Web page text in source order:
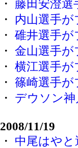
・ 藤田安澄
・ 内山選手
・ 碓井選手
・ 金山選手
・ 横江選手
・ 篠崎選手
・ デウソン
2008/11/19
・ 中尾はや